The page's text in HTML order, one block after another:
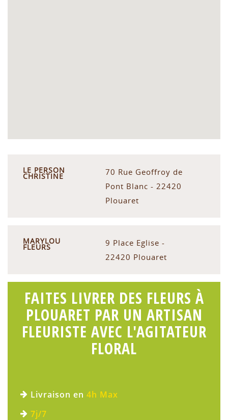
LE PERSON
CHRISTINE
70 Rue Geoffroy de
Pont Blanc - 22420
Plouaret
MARYLOU
FLEURS
9 Place Eglise -
22420 Plouaret
FAITES LIVRER DES FLEURS À
PLOUARET PAR UN ARTISAN
FLEURISTE AVEC L'AGITATEUR
FLORAL
Livraison en 4h Max
7j/7